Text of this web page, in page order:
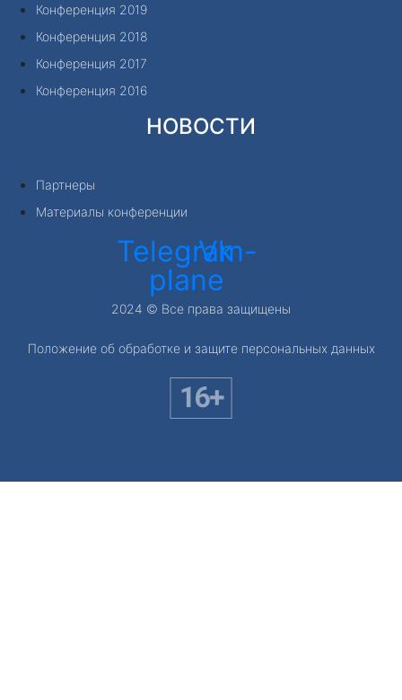
Конференция 2019
Конференция 2018
Конференция 2017
Конференция 2016
НОВОСТИ
Партнеры
Материалы конференции
Telegram-
plane
Vk
2024 © Все права защищены
Положение об обработке и защите персональных данных